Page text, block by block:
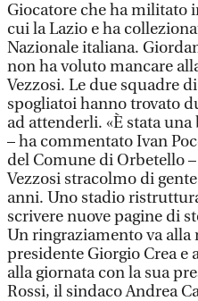
Giocatore che ha militato
cui la Lazio e ha
Nazionale italiana.
non ha voluto mancare
Vezzosi. Le due squadre
spogliatoi hanno trovato
ad attenderli. «È stata
– ha commentato Ivan
del Comune di Orbetello
Vezzosi stracolmo di
anni. Uno stadio
scrivere nuove pagine di
Un ringraziamento va alla
presidente Giorgio Crea e
alla giornata con la sua
Rossi, il sindaco Andrea